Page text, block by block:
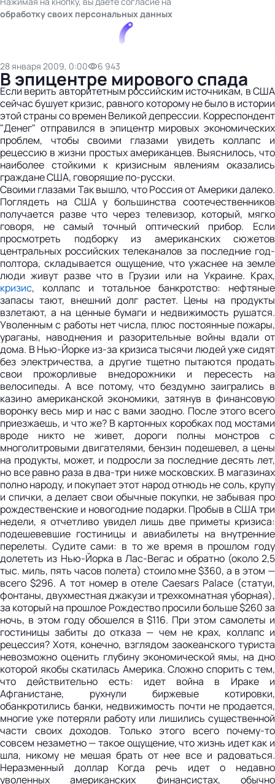
обработку своих персональных данных
28 января 2009, 0:00 6 943
В эпицентре мирового спада
Если верить авторитетным российским источникам, в США
сейчас бушует кризис, равного которому не было в истории
этой страны со времен Великой депрессии. Корреспондент
"Денег" отправился в эпицентр мировых экономических
проблем, чтобы своими глазами увидеть коллапс и
рецессию в жизни простых американцев. Выяснилось, что
наиболее стойкими к кризисным явлениям оказались
граждане США, говорящие по-русски.
Своими глазами Так вышло, что Россия от Америки далеко.
Поглядеть на США у большинства соотечественников
получается разве что через телевизор, который, мягко
говоря, не самый точный оптический прибор. Если
просмотреть подборку из американских сюжетов
центральных российских телеканалов за последние год-
полтора, складывается ощущение, что ужаснее на земле
люди живут разве что в Грузии или на Украине. Крах,
кризис, коллапс и тотальное банкротство: нефтяные
запасы тают, внешний долг растет. Цены на продукты
взлетают, а на ценные бумаги и недвижимость рушатся.
Уволенным с работы нет числа, плюс постоянные пожары,
ураганы, наводнения и разорительные войны вдали от
дома. В Нью-Йорке из-за кризиса тысячи людей уже сидят
без электричества, а другие тщетно пытаются продать
свои прожорливые внедорожники и пересесть на
велосипеды. А все потому, что бездумно заигрались в
казино американской экономики, затянув в финансовую
воронку весь мир и нас с вами заодно. После этого всего
приезжаешь, и что же? В картонных коробках под мостами
вроде никто не живет, дороги полны монстров с
многолитровыми двигателями, бензин подешевел, а цены
на продукты, может, и подросли за последние десять лет,
но все равно раза в два-три ниже московских. В магазинах
полно народу, и покупает этот народ отнюдь не соль, крупу
и спички, а делает свои обычные покупки, не забывая про
рождественские и новогодние подарки. Пробыв в США три
недели, я отчетливо увидел лишь две приметы кризиса:
подешевевшие гостиницы и авиабилеты на внутренние
перелеты. Судите сами: в то же время в прошлом году
долететь из Нью-Йорка в Лас-Вегас и обратно (около 2,5
тыс. миль, пять часов полета) стоило мне $360, а в этом —
всего $296. А тот номер в отеле Caesars Palace (статуи,
фонтаны, двухместная джакузи и трехкомнатная уборная),
за который на прошлое Рождество просили больше $260 за
ночь, в этом году обошелся в $116. При этом самолеты и
гостиницы забиты до отказа — чем не крах, коллапс и
рецессия? Хотя, конечно, взглядом заокеанского туриста
невозможно оценить глубину экономической ямы, на дно
которой якобы скатилась Америка. Сложно спорить с тем,
что действительно есть: идет война в Ираке и
Афганистане, рухнули биржевые котировки,
обанкротились банки, недвижимость почти не продается,
многие уже потеряли работу или лишились существенной
части своих доходов. Только этого всего почему-то
совсем незаметно — такое ощущение, что жизнь идет как и
шла, никому не мешая брать от нее все и радоваться.
Неразменный доллар Когда речь идет о недавно
уволенных американских финансистах, обычно